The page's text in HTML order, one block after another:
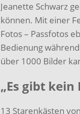
Jeanette Schwarz
können. Mit einer
Fotos – Passfotos
Bedienung
über 1000 Bilder
„Es gibt kein
13 Starenkästen